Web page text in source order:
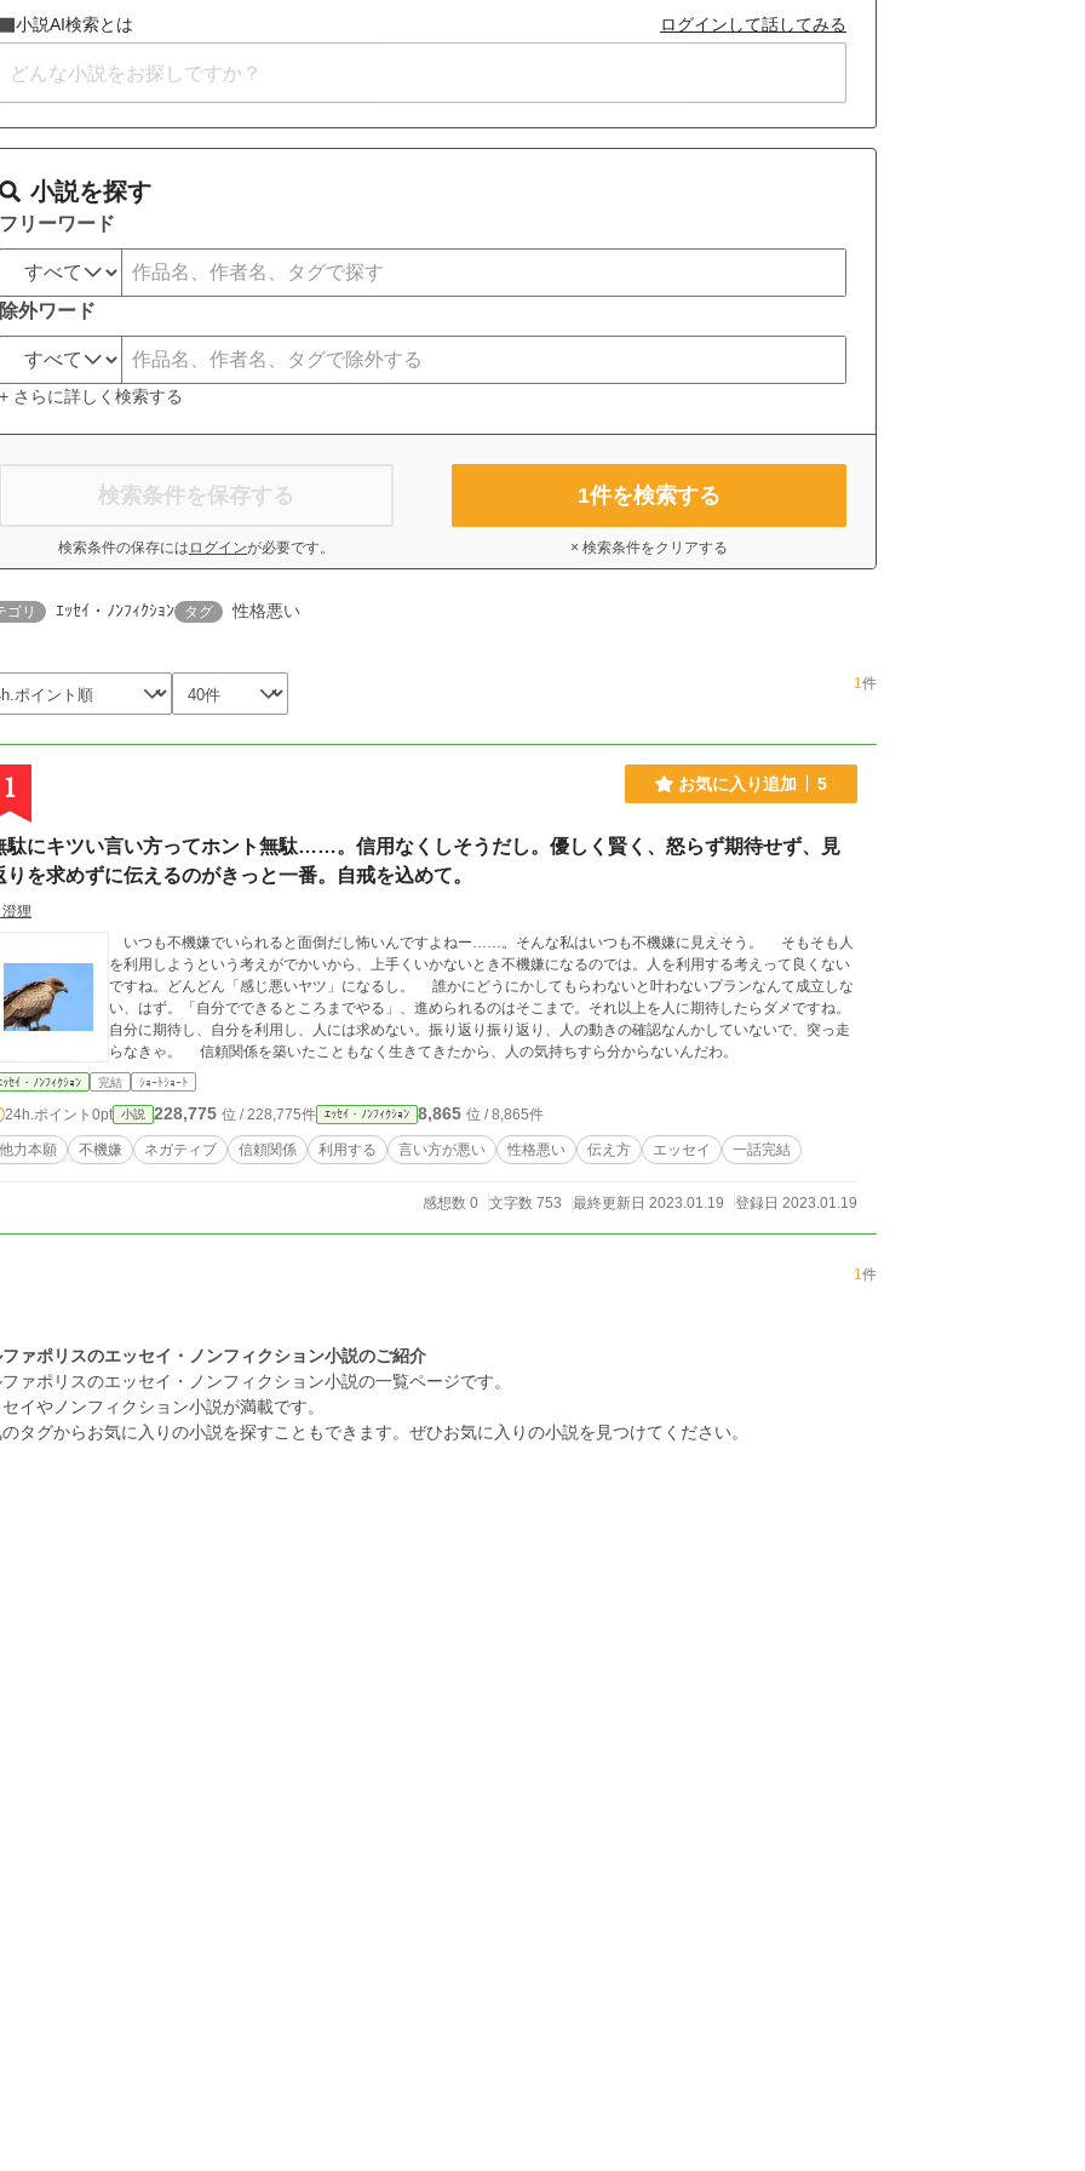
小説AI検索とは ログインして話してみる
小説を探す
フリーワード
除外ワード
+ さらに詳しく検索する
検索条件を保存する
検索条件の保存には ログインが必要です。
1件を検索する
× 検索条件をクリアする
ゴリ ｴｯｾｲ・ﾉﾝﾌｨｸｼｮﾝ タグ 性格悪い
1件
1 お気に入り追加 5
駄にキツい言い方ってホント無駄……。信用なくしそうだし。優しく賢く、怒らず期待せず、見
りを求めずに伝えるのがきっと一番。自戒を込めて。
狸
いつも不機嫌でいられると面倒だし怖いんですよねー……。そんな私はいつも不機嫌に見えそう。 そもそも人
を利用しようという考えがでかいから、上手くいかないとき不機嫌になるのでは。人を利用する考えって良くない
ですね。どんどん「感じ悪いヤツ」になるし。 誰かにどうにかしてもらわないと叶わないプランなんて成立しな
い、はず。「自分でできるところまでやる」、進められるのはそこまで。それ以上を人に期待したらダメですね。
自分に期待し、自分を利用し、人には求めない。振り返り振り返り、人の動きの確認なんかしていないで、突っ走
らなきゃ。 信頼関係を築いたこともなく生きてきたから、人の気持ちすら分からないんだわ。
ｯｾｲ・ﾉﾝﾌｨｸｼｮﾝ 完結 ｼｮｰﾄｼｮｰﾄ
24h.ポイント 0pt 小説 228,775 位 / 228,775件 ｴｯｾｲ・ﾉﾝﾌｨｸｼｮﾝ 8,865 位 / 8,865件
他力本願 不機嫌 ネガティブ 信頼関係 利用する 言い方が悪い 性格悪い 伝え方 エッセイ 一話完結
感想数 0 文字数 753 最終更新日 2023.01.19 登録日 2023.01.19
1件
ァポリスのエッセイ・ノンフィクション小説のご紹介
ァポリスのエッセイ・ノンフィクション小説の一覧ページです。
イやノンフィクション小説が満載です。
タグからお気に入りの小説を探すこともできます。ぜひお気に入りの小説を見つけてください。